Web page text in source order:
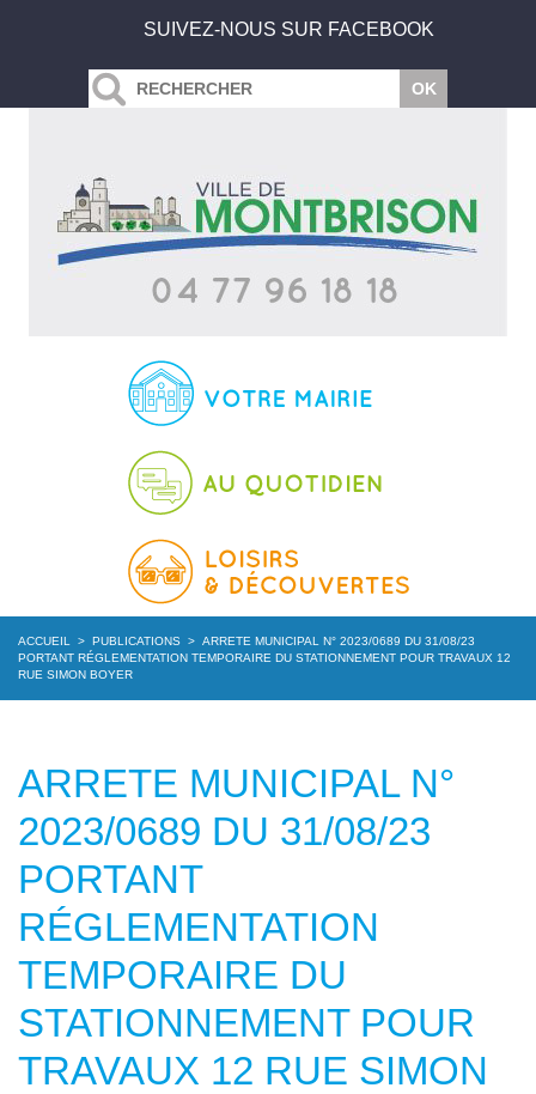
SUIVEZ-NOUS SUR FACEBOOK
ACCUEIL > PUBLICATIONS > ARRETE MUNICIPAL N° 2023/0689 DU 31/08/23
PORTANT RÉGLEMENTATION TEMPORAIRE DU STATIONNEMENT POUR TRAVAUX 12
RUE SIMON BOYER
ARRETE MUNICIPAL N°
2023/0689 DU 31/08/23
PORTANT
RÉGLEMENTATION
TEMPORAIRE DU
STATIONNEMENT POUR
TRAVAUX 12 RUE SIMON